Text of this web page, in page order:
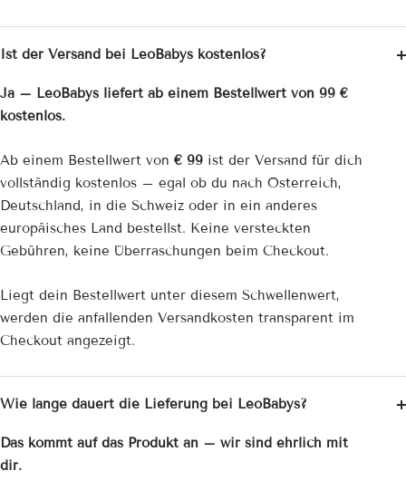
Ist der Versand bei LeoBabys kostenlos?
Ja – LeoBabys liefert ab einem Bestellwert von 99 €
kostenlos.
Ab einem Bestellwert von € 99 ist der Versand für dich
vollständig kostenlos – egal ob du nach Österreich,
Deutschland, in die Schweiz oder in ein anderes
europäisches Land bestellst. Keine versteckten
Gebühren, keine Überraschungen beim Checkout.
Liegt dein Bestellwert unter diesem Schwellenwert,
werden die anfallenden Versandkosten transparent im
Checkout angezeigt.
Wie lange dauert die Lieferung bei LeoBabys?
Das kommt auf das Produkt an – wir sind ehrlich mit
dir.